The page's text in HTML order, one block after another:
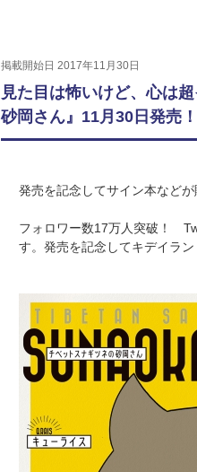
掲載開始日 2017年11月30日
見た目は怖いけど、心は
砂岡さん』11月30日発売！
発売を記念してサイン本など
フォロワー数17万人突破！
す。発売を記念してキデイラ